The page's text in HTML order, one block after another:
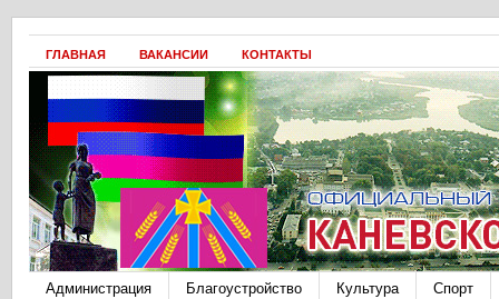
ГЛАВНАЯ ВАКАНСИИ КОНТАКТЫ
Администрация Благоустройство Культура Спорт